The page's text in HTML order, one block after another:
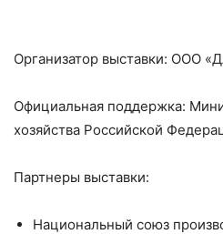
Организатор выставки: ОOО
Официальная поддержка:
хозяйства Российской
Партнеры выставки:
Национальный союз